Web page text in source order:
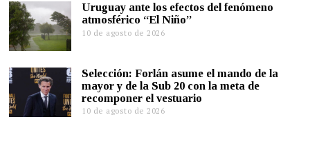
Uruguay ante los efectos del fenómeno
atmosférico “El Niño”
10 de agosto de 2026
Selección: Forlán asume el mando de la
mayor y de la Sub 20 con la meta de
recomponer el vestuario
10 de agosto de 2026